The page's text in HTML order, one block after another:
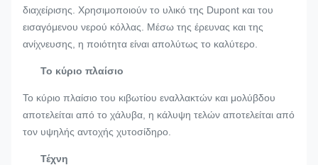
διαχείρισης. Χρησιμοποιούν το υλικό της Dupont και του
εισαγόμενου νερού κόλλας. Μέσω της έρευνας και της
ανίχνευσης, η ποιότητα είναι απολύτως το καλύτερο.
Το κύριο πλαίσιο
Το κύριο πλαίσιο του κιβωτίου εναλλακτών και μολύβδου
αποτελείται από το χάλυβα, η κάλυψη τελών αποτελείται από
τον υψηλής αντοχής χυτοσίδηρο.
Τέχνη